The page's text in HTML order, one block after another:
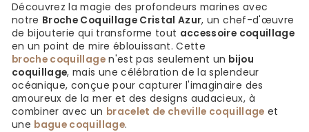
Découvrez la magie des profondeurs marines avec
notre Broche Coquillage Cristal Azur, un chef-d'œuvre
de bijouterie qui transforme tout accessoire coquillage
en un point de mire éblouissant. Cette
broche coquillagen'est pas seulement un bijou
coquillage, mais une célébration de la splendeur
océanique, conçue pour capturer l'imaginaire des
amoureux de la mer et des designs audacieux, à
combiner avec un bracelet de cheville coquillage et
une bague coquillage.